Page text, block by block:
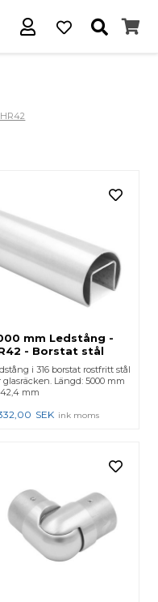
mm Ledstång -
- Borstat stål
i 316 borstat rostfritt stål
glasräcken. Längd: 5000 mm
mm
SEK ink moms